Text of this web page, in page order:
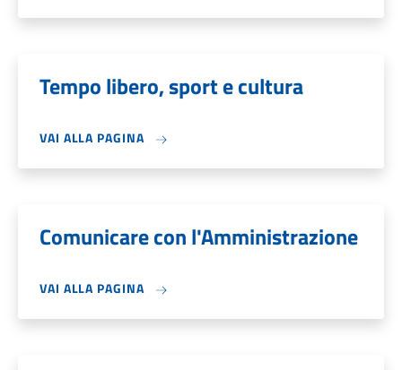
Tempo libero, sport e cultura
VAI ALLA PAGINA
Comunicare con l'Amministrazione
VAI ALLA PAGINA